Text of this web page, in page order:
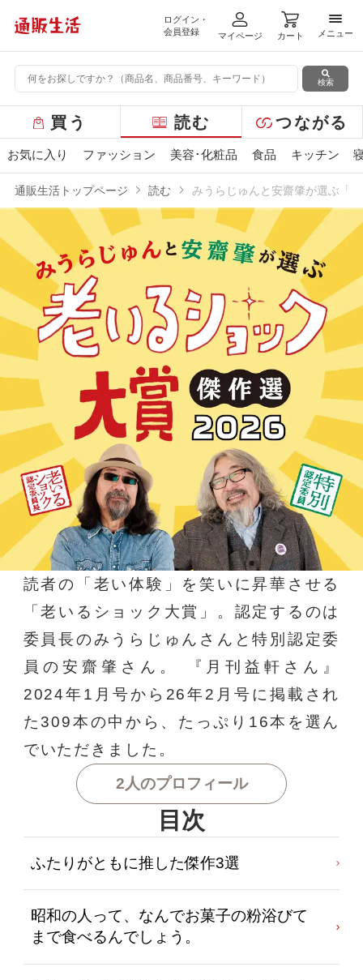
ログイン・
会員登録
マイページ カート
メニ
メニュー
検索
ー
バ
ー
買う 読む つながる
お気に入り ファッション 美容･化粧品 食品 キッチン
通販生活トップページ 読む みうらじゅんと安齋肇が選ぶ「
読者の「老い体験」を笑いに昇華させる
「老いるショック大賞」。認定するのは
委員長のみうらじゅんさんと特別認定委
員の安齋肇さん。 『月刊益軒さん』
2024年1月号から26年2月号に掲載され
た309本の中から、たっぷり16本を選ん
でいただきました。
2人のプロフィール
目次
ふたりがともに推した傑作3選
昭和の人って、なんでお菓子の粉浴びて
まで食べるんでしょう。